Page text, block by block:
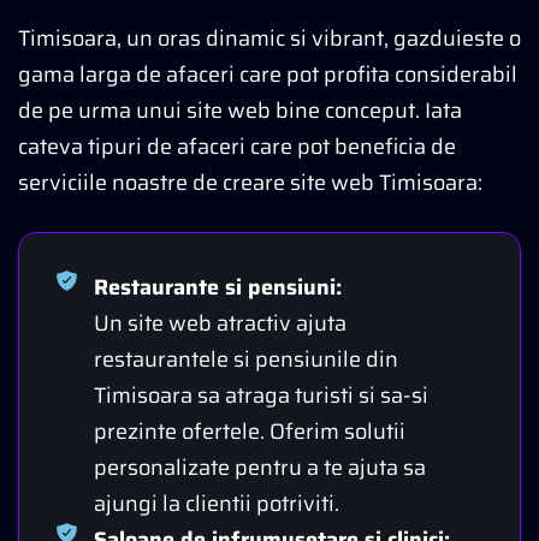
Timisoara, un oras dinamic si vibrant, gazduieste o
gama larga de afaceri care pot profita considerabil
de pe urma unui site web bine conceput. Iata
cateva tipuri de afaceri care pot beneficia de
serviciile noastre de creare site web Timisoara:
Restaurante si pensiuni:
Un site web atractiv ajuta
restaurantele si pensiunile din
Timisoara sa atraga turisti si sa-si
prezinte ofertele. Oferim solutii
personalizate pentru a te ajuta sa
ajungi la clientii potriviti.